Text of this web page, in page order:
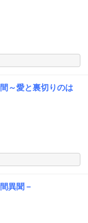
～愛と裏切りのは
異聞－